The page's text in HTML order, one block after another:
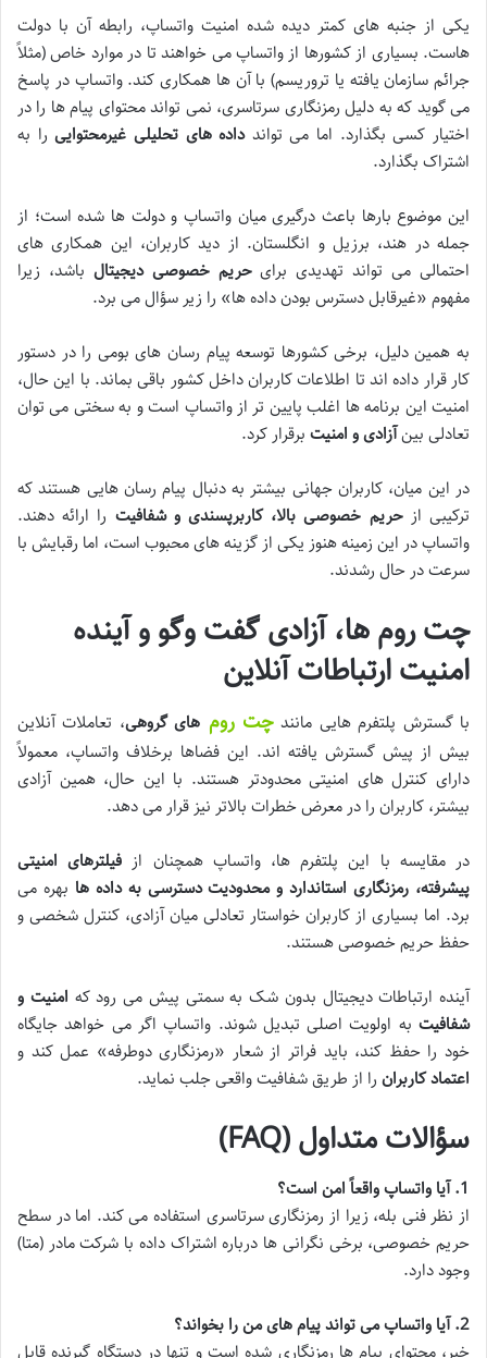
یکی از جنبه های کمتر دیده شده امنیت واتساپ، رابطه آن با دولت
هاست. بسیاری از کشورها از واتساپ می خواهند تا در موارد خاص (مثلاً
جرائم سازمان یافته یا تروریسم) با آن ها همکاری کند. واتساپ در پاسخ
می گوید که به دلیل رمزنگاری سرتاسری، نمی تواند محتوای پیام ها را در
اختیار کسی بگذارد. اما می تواندداده های تحلیلی غیرمحتواییرا به
اشتراک بگذارد.
این موضوع بارها باعث درگیری میان واتساپ و دولت ها شده است؛ از
جمله در هند، برزیل و انگلستان. از دید کاربران، این همکاری های
احتمالی می تواند تهدیدی برایحریم خصوصی دیجیتال باشد، زیرا
مفهوم «غیرقابل دسترس بودن داده ها» را زیر سؤال می برد.
به همین دلیل، برخی کشورها توسعه پیام رسان های بومی را در دستور
کار قرار داده اند تا اطلاعات کاربران داخل کشور باقی بماند. با این حال،
امنیت این برنامه ها اغلب پایین تر از واتساپ است و به سختی می توان
تعادلی بینآزادی و امنیت برقرار کرد.
در این میان، کاربران جهانی بیشتر به دنبال پیام رسان هایی هستند که
ترکیبی ازحریم خصوصی بالا، کاربرپسندی و شفافیت را ارائه دهند.
واتساپ در این زمینه هنوز یکی از گزینه های محبوب است، اما رقبایش با
سرعت در حال رشدند.
چت روم ها، آزادی گفت وگو و آینده
امنیت ارتباطات آنلاین
با گسترش پلتفرم هایی مانند چت روم های گروهی، تعاملات آنلاین
بیش از پیش گسترش یافته اند. این فضاها برخلاف واتساپ، معمولاً
دارای کنترل های امنیتی محدودتر هستند. با این حال، همین آزادی
بیشتر، کاربران را در معرض خطرات بالاتر نیز قرار می دهد.
در مقایسه با این پلتفرم ها، واتساپ همچنان از فیلترهای امنیتی
پیشرفته، رمزنگاری استاندارد و محدودیت دسترسی به داده ها بهره می
برد. اما بسیاری از کاربران خواستار تعادلی میان آزادی، کنترل شخصی و
حفظ حریم خصوصی هستند.
آینده ارتباطات دیجیتال بدون شک به سمتی پیش می رود که امنیت و
شفافیت به اولویت اصلی تبدیل شوند. واتساپ اگر می خواهد جایگاه
خود را حفظ کند، باید فراتر از شعار «رمزنگاری دوطرفه» عمل کند و
اعتماد کاربران را از طریق شفافیت واقعی جلب نماید.
سؤالات متداول (FAQ)
1. آیا واتساپ واقعاً امن است؟
از نظر فنی بله، زیرا از رمزنگاری سرتاسری استفاده می کند. اما در سطح
حریم خصوصی، برخی نگرانی ها درباره اشتراک داده با شرکت مادر (متا)
وجود دارد.
2. آیا واتساپ می تواند پیام های من را بخواند؟
خیر، محتوای پیام ها رمزنگاری شده است و تنها در دستگاه گیرنده قابل